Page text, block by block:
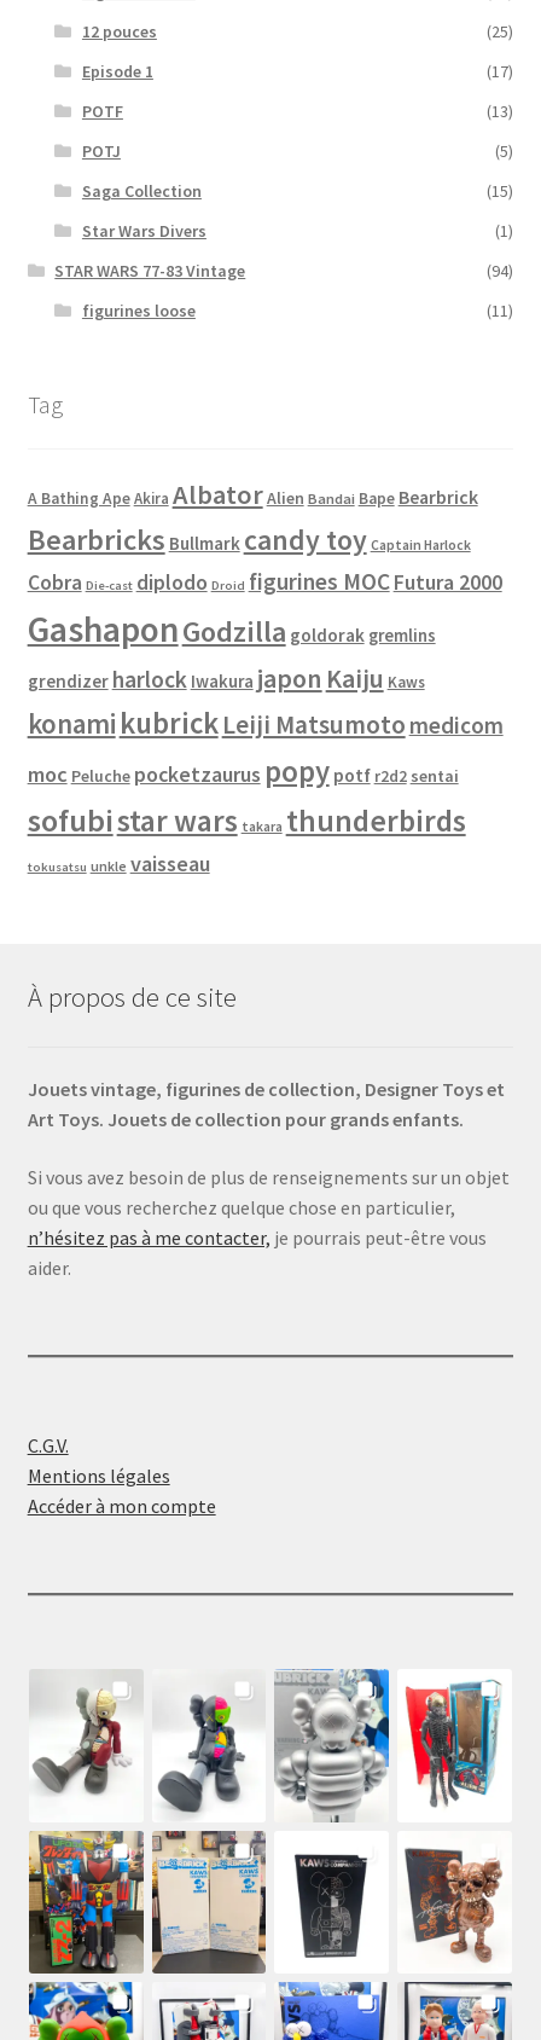
12 pouces
(25)
Episode 1
(17)
POTF
(13)
POTJ
(5)
Saga Collection
(15)
Star Wars Divers
(1)
STAR WARS 77-83 Vintage
(94)
figurines loose
(11)
Tag
A Bathing Ape Akira AlbatorAlien Bandai Bape Bearbrick
Bearbricks Bullmark candy toy Captain Harlock
Cobra Die-cast diplodo Droid figurines MOCFutura 2000
GashaponGodzilla goldorak gremlins
grendizer harlock Iwakura japon Kaiju Kaws
konami kubrickLeiji Matsumoto medicom
moc Peluche pocketzaurus popy potf r2d2 sentai
sofubistar wars takara thunderbirds
tokusatsu unkle vaisseau
À propos de ce site
Jouets vintage, figurines de collection, Designer Toys et
Art Toys. Jouets de collection pour grands enfants.
Si vous avez besoin de plus de renseignements sur un objet
ou que vous recherchez quelque chose en particulier,
n’hésitez pas à me contacter, je pourrais peut-être vous
aider.
C.G.V.
Mentions légales
Accéder à mon compte